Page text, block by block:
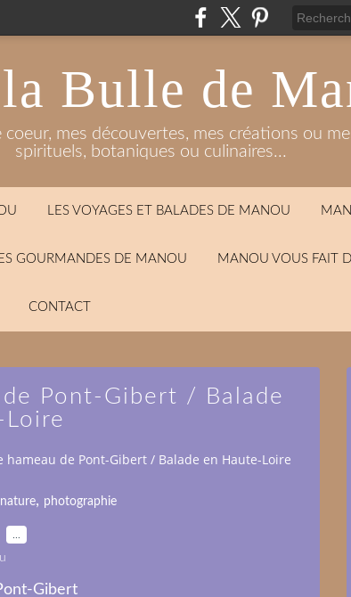
Bulle de
coeur, mes découvertes, mes créations ou
spirituels, botaniques ou culinaires...
LES VOYAGES ET BALADES DE MANOU
GOURMANDES DE MANOU MANOU VOUS FAIT
CONTACT
Pont-Gibert / Balade
hameau de Pont-Gibert / Balade en Haute-Loire
nature, photographie